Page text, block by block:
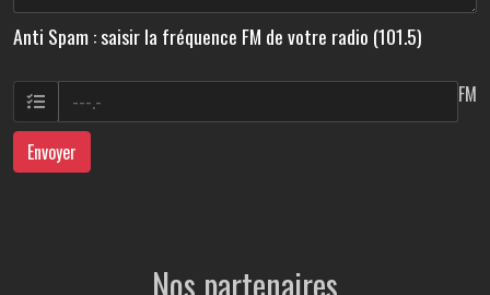
Anti Spam : saisir la fréquence FM de votre radio (101.5)
FM
Envoyer
Nos partenaires